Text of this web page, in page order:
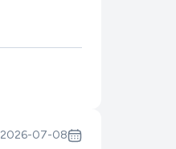
2026-07-08